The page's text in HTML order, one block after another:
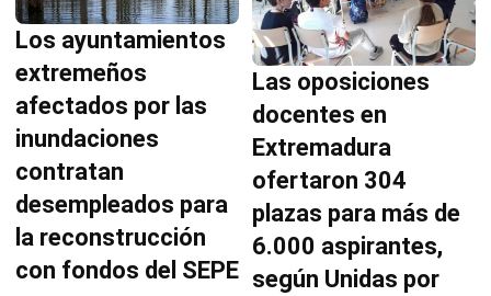
Los ayuntamientos
extremeños
afectados por las
inundaciones
contratan
desempleados para
la reconstrucción
con fondos del SEPE
Las oposiciones
docentes en
Extremadura
ofertaron 304
plazas para más de
6.000 aspirantes,
según Unidas por